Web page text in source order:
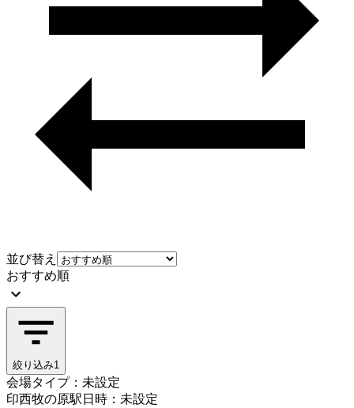
並び替え
おすすめ順
絞り込み1
会場タイプ：未設定
印西牧の原駅日時：未設定